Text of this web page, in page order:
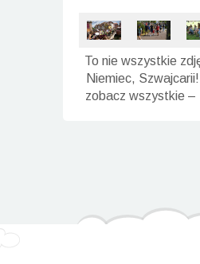
To nie wszystkie
Niemiec,
zobacz wszystkie –